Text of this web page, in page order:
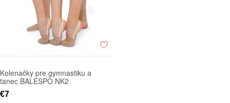
Kolenačky pre gymnastiku a
tanec BALESPO NK2
€7